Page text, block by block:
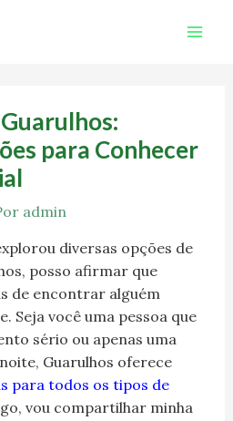
para Conhecer
admin
diversas opções de
posso afirmar que
de encontrar alguém
Seja você uma pessoa que
sério ou apenas uma
Guarulhos oferece
para todos os tipos de
vou compartilhar minha